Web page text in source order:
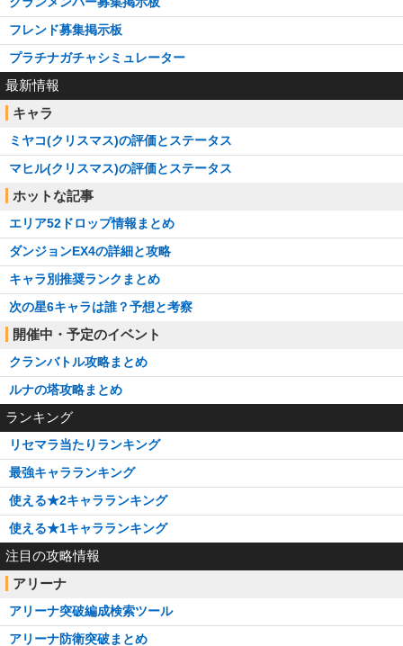
フレンド募集掲示板
プラチナガチャシミュレーター
最新情報
キャラ
ミヤコ(クリスマス)の評価とステータス
マヒル(クリスマス)の評価とステータス
ホットな記事
エリア52ドロップ情報まとめ
ダンジョンEX4の詳細と攻略
キャラ別推奨ランクまとめ
次の星6キャラは誰？予想と考察
開催中・予定のイベント
クランバトル攻略まとめ
ルナの塔攻略まとめ
ランキング
リセマラ当たりランキング
最強キャラランキング
使える★2キャラランキング
使える★1キャラランキング
注目の攻略情報
アリーナ
アリーナ突破編成検索ツール
アリーナ防衛突破まとめ